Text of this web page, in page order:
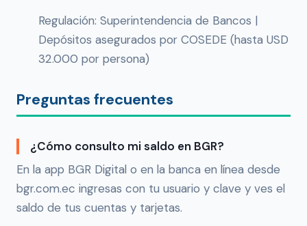
Regulación: Superintendencia de Bancos |
Depósitos asegurados por COSEDE (hasta USD
32.000 por persona)
Preguntas frecuentes
¿Cómo consulto mi saldo en BGR?
En la app BGR Digital o en la banca en línea desde
bgr.com.ec ingresas con tu usuario y clave y ves el
saldo de tus cuentas y tarjetas.